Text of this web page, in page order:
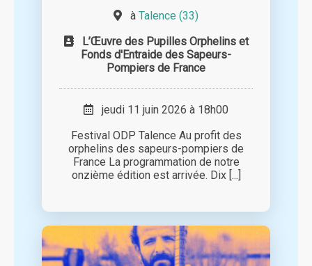
à Talence (33)
L’Œuvre des Pupilles Orphelins et
Fonds d'Entraide des Sapeurs-
Pompiers de France
jeudi 11 juin 2026 à 18h00
Festival ODP Talence Au profit des
orphelins des sapeurs-pompiers de
France La programmation de notre
onzième édition est arrivée. Dix [...]